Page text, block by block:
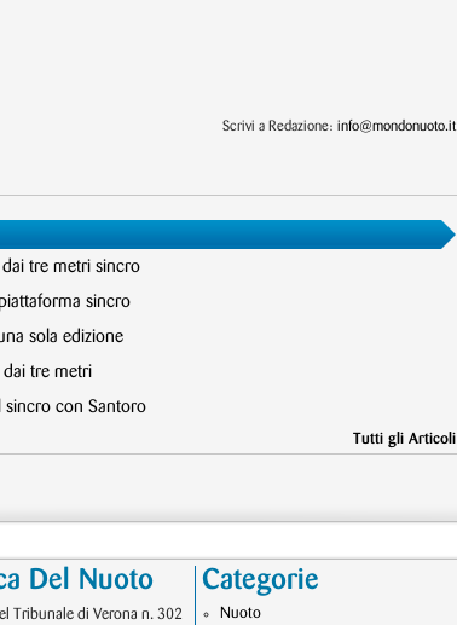
Scrivi a Redazione: info@mondonuoto.it
tre metri sincro
sincro
sola edizione
tre metri
sincro con Santoro
Tutti gli Articoli
Del Nuoto
Tribunale di Verona n. 302
Categorie
Nuoto